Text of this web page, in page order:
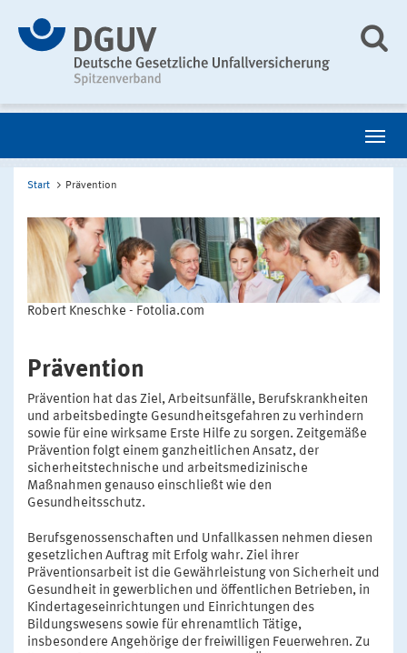
Start Prävention
Robert Kneschke - Fotolia.com
Prävention
Prävention hat das Ziel, Arbeitsunfälle, Berufskrankheiten
und arbeitsbedingte Gesundheitsgefahren zu verhindern
sowie für eine wirksame Erste Hilfe zu sorgen. Zeitgemäße
Prävention folgt einem ganzheitlichen Ansatz, der
sicherheitstechnische und arbeitsmedizinische
Maßnahmen genauso einschließt wie den
Gesundheitsschutz.
Berufsgenossenschaften und Unfallkassen nehmen diesen
gesetzlichen Auftrag mit Erfolg wahr. Ziel ihrer
Präventionsarbeit ist die Gewährleistung von Sicherheit und
Gesundheit in gewerblichen und öffentlichen Betrieben, in
Kindertageseinrichtungen und Einrichtungen des
Bildungswesens sowie für ehrenamtlich Tätige,
insbesondere Angehörige der freiwilligen Feuerwehren. Zu